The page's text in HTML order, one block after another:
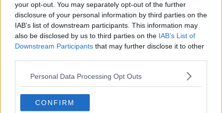
your opt-out. You may separately opt-out of the further
disclosure of your personal information by third parties on the
IAB’s list of downstream participants. This information may
also be disclosed by us to third parties on the IAB’s List of
Downstream Participants that may further disclose it to other
Personal Data Processing Opt Outs
CONFIRM
Il bollettino regionale segnala purtroppo anche 4 nuovi decessi
riconducibili al virus sul territorio regionale, uno dei quali relativo a
una persona residente in provincia di Pisa.
Questa la distribuzione delle positività emerse tra ieri e oggi in
Calci 1, Vicopisano 1, Cascina 3,
14 in Valdera:Lajatico 1, Ponsacco 7, Terricciola 1, Palaia 1,
Peccioli 1, Santa Maria a Monte 2, Bientina 1,